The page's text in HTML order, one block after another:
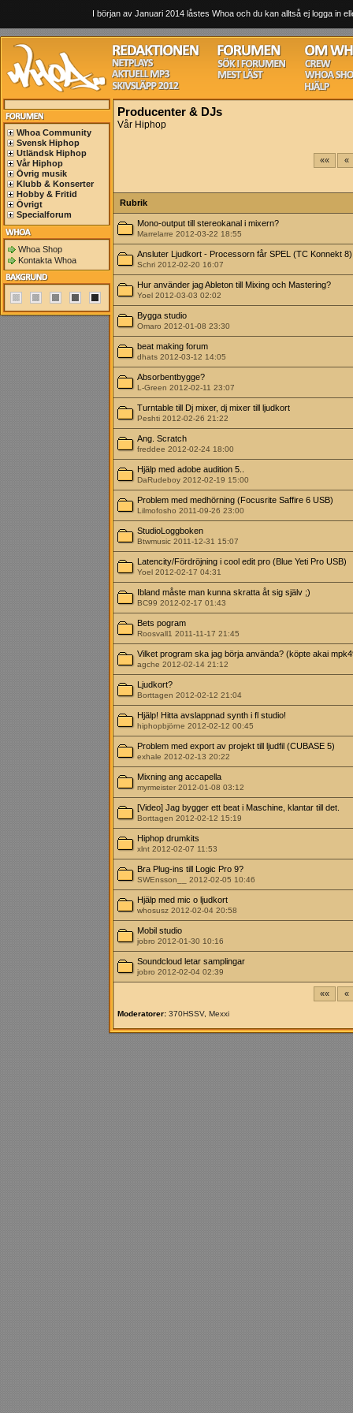
I början av Januari 2014 låstes Whoa och du kan alltså ej logga in
Whoa Community
Svensk Hiphop
Utländsk Hiphop
Vår Hiphop
Övrig musik
Klubb & Konserter
Hobby & Fritid
Övrigt
Specialforum
Whoa Shop
Kontakta Whoa
Producenter & DJs
Vår Hiphop
«« «
Rubrik
Mono-output till stereokanal i mixern?
Marrelarre 2012-03-22 18:55
Ansluter Ljudkort - Processorn får SPEL (TC Konnekt 8)
Schri 2012-02-20 16:07
Hur använder jag Ableton till Mixing och Mastering?
Yoel 2012-03-03 02:02
Bygga studio
Omaro 2012-01-08 23:30
beat making forum
dhats 2012-03-12 14:05
Absorbentbygge?
L-Green 2012-02-11 23:07
Turntable till Dj mixer, dj mixer till ljudkort
Peshti 2012-02-26 21:22
Ang. Scratch
freddee 2012-02-24 18:00
Hjälp med adobe audition 5..
DaRudeboy 2012-02-19 15:00
Problem med medhörning (Focusrite Saffire 6 USB)
Lilmofosho 2011-09-26 23:00
StudioLoggboken
Btwmusic 2011-12-31 15:07
Latencity/Fördröjning i cool edit pro (Blue Yeti Pro USB)
Yoel 2012-02-17 04:31
Ibland måste man kunna skratta åt sig själv ;)
BC99 2012-02-17 01:43
Bets pogram
Roosvall1 2011-11-17 21:45
Vilket program ska jag börja använda? (köpte akai
agche 2012-02-14 21:12
Ljudkort?
Borttagen 2012-02-12 21:04
Hjälp! Hitta avslappnad synth i fl studio!
hiphopbjörne 2012-02-12 00:45
Problem med export av projekt till ljudfil (CUBASE 5)
exhale 2012-02-13 20:22
Mixning ang accapella
myrmeister 2012-01-08 03:12
[Video] Jag bygger ett beat i Maschine, klantar till det.
Borttagen 2012-02-12 15:19
Hiphop drumkits
xlnt 2012-02-07 11:53
Bra Plug-ins till Logic Pro 9?
SWEnsson__ 2012-02-05 10:46
Hjälp med mic o ljudkort
whosusz 2012-02-04 20:58
Mobil studio
jobro 2012-01-30 10:16
Soundcloud letar samplingar
jobro 2012-02-04 02:39
«« «
Moderatorer: 370HSSV, Mexxi